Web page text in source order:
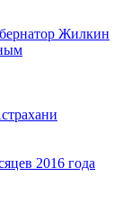
Жилкин
2016 года